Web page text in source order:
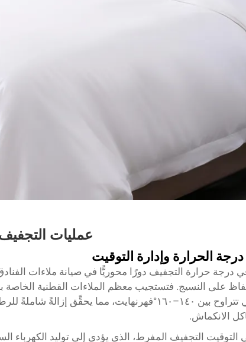
عمليات
الحرارة وإدارة التوقيت
درجة حرارة التجفيف دورًا محوريًّا في صيانة ملاءات
على النسيج. فتستجيب معظم الملاءات القطنية الخاصة
المتوسطة التي تتراوح بين ١٤٠–١٦٠°فهرنهايت، مما
الانكماش.
التوقيت التجفيف المفرط، الذي يؤدي إلى توليد الكهرباء